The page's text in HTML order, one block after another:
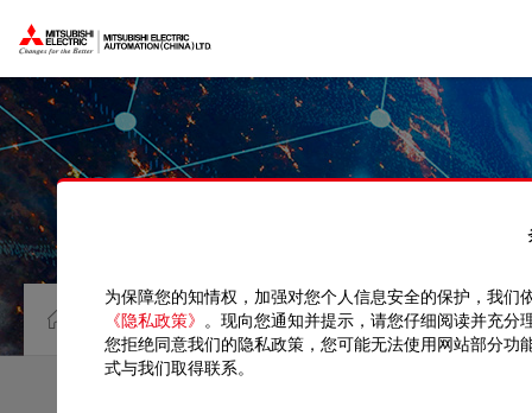
资料中心 手册
为保障您的知情权，加强对您个人信息安全的保护，我
《隐私政策》 。现向您通知并提示，请您仔细阅读并充
您拒绝同意我们的隐私政策，您可能无法使用网站部分
式与我们取得联系。